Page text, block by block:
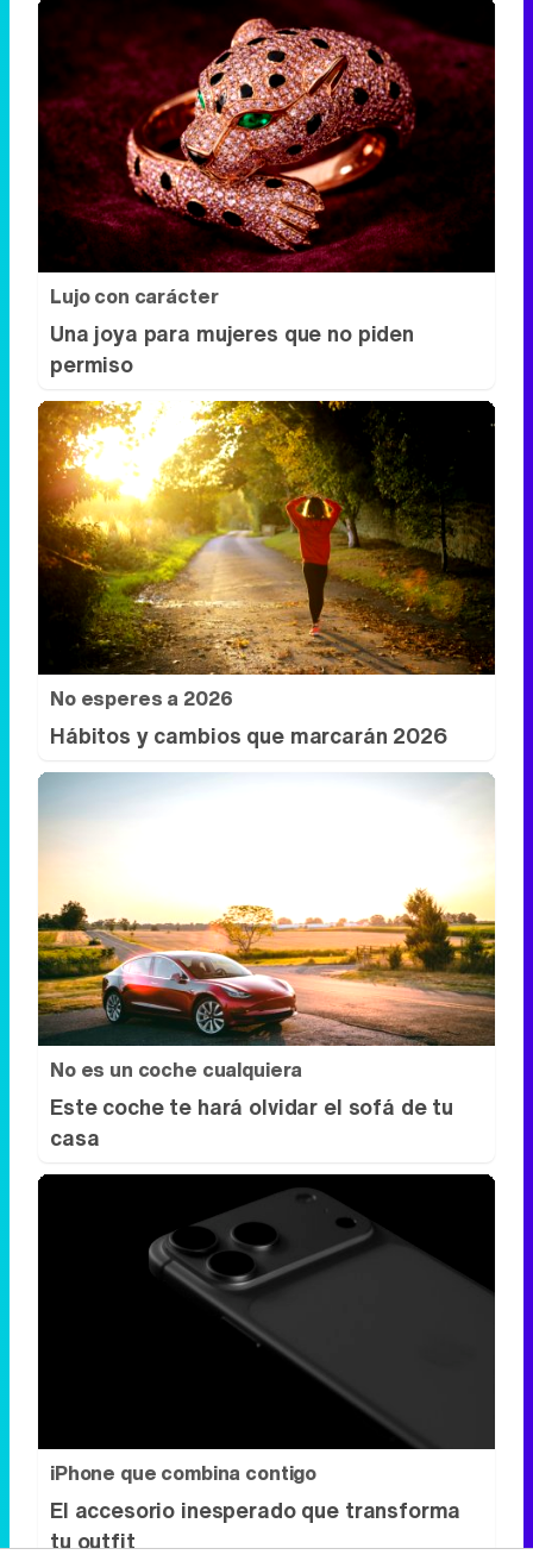
Lujo con carácter
Una joya para mujeres que no piden
permiso
No esperes a 2026
Hábitos y cambios que marcarán 2026
No es un coche cualquiera
Este coche te hará olvidar el sofá de tu
casa
iPhone que combina contigo
El accesorio inesperado que transforma
DISCOVER WITH
Síguenos